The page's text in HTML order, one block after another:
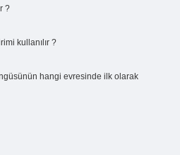
?
kullanılır ?
hangi evresinde ilk olarak